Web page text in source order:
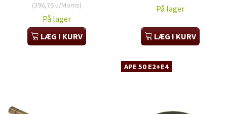
(396,76 u/Moms)
På lager
LÆG I KURV
På lager
LÆG I KURV
APE 50 E2+E4